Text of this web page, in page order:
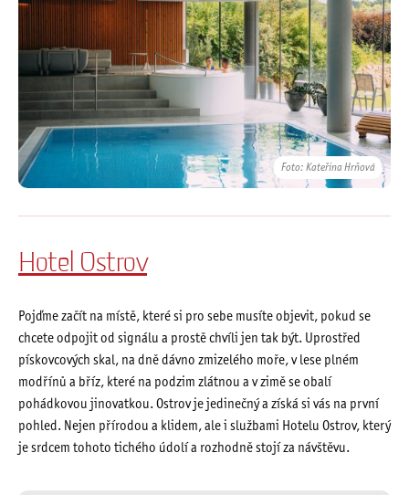
Foto: Kateřina Hrňová
Hotel Ostrov
Pojďme začít na místě, které si pro sebe musíte objevit, pokud se
chcete odpojit od signálu a prostě chvíli jen tak být. Uprostřed
pískovcových skal, na dně dávno zmizelého moře, v lese plném
modřínů a bříz, které na podzim zlátnou a v zimě se obalí
pohádkovou jinovatkou. Ostrov je jedinečný a získá si vás na první
pohled. Nejen přírodou a klidem, ale i službami Hotelu Ostrov, který
je srdcem tohoto tichého údolí a rozhodně stojí za návštěvu.